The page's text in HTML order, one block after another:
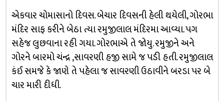
એકવાર ચોમાસાનો દિવસ. બેચાર દિવસની હેલી થયેલી, ગોરભા
મંદિર સાફ કરીને બેઠા ત્યા રમુજીલાલ મંદિરમા આવ્યા. પગ
સહેજ લુછવાના રહી ગયા. ગોરભાએ તે જોયુ. રમુજીને અને
ગોરને બારમો ચંન્દ્ર ,સાવરણી હજી સામે જ પડી હતી. રમુજીલાલ
કંઈ સમજે કે જાણે તે પહેલા જ સાવરણી ઉઠાવીને બરડા પર બે
ચાર મારી દીધી.